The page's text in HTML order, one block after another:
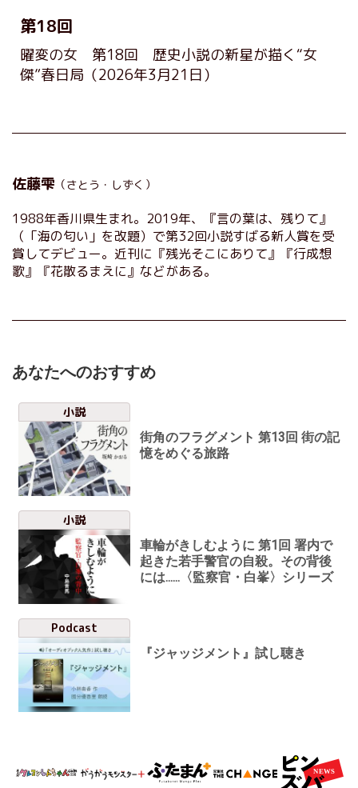
第18回
曜変の女 第18回 歴史小説の新星が描く“女
傑”春日局 （2026年3月21日）
佐藤雫 （さとう・しずく）
1988年香川県生まれ。2019年、『言の葉は、残りて』
（「海の匂い」を改題）で第32回小説すばる新人賞を受
賞してデビュー。近刊に『残光そこにありて』『行成想
歌』『花散るまえに』などがある。
あなたへのおすすめ
小説
街角のフラグメント 第13回 街の記
憶をめぐる旅路
小説
車輪がきしむように 第1回 署内で
起きた若手警官の自殺。その背後
には......〈監察官・白峯〉シリーズ
Podcast
『ジャッジメント』試し聴き